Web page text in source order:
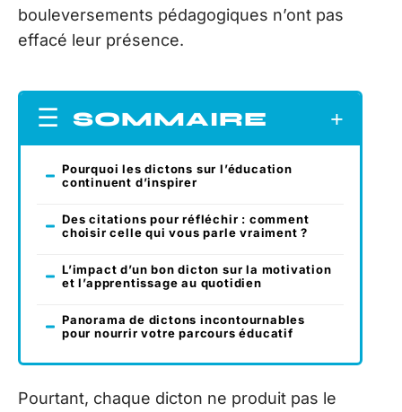
bouleversements pédagogiques n’ont pas
effacé leur présence.
SOMMAIRE
Pourquoi les dictons sur l’éducation
continuent d’inspirer
Des citations pour réfléchir : comment
choisir celle qui vous parle vraiment ?
L’impact d’un bon dicton sur la motivation
et l’apprentissage au quotidien
Panorama de dictons incontournables
pour nourrir votre parcours éducatif
Pourtant, chaque dicton ne produit pas le